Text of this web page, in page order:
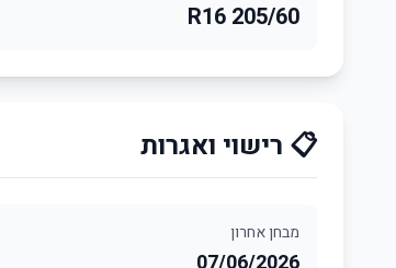
205/60 R16
📋 רישוי ואגרות
מבחן אחרון